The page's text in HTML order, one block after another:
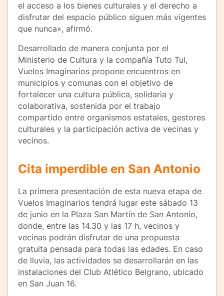
el acceso a los bienes culturales y el derecho a
disfrutar del espacio público siguen más vigentes
que nunca», afirmó.
Desarrollado de manera conjunta por el
Ministerio de Cultura y la compañía Tuto Tul,
Vuelos Imaginarios propone encuentros en
municipios y comunas con el objetivo de
fortalecer una cultura pública, solidaria y
colaborativa, sostenida por el trabajo
compartido entre organismos estatales, gestores
culturales y la participación activa de vecinas y
vecinos.
Cita imperdible en San Antonio
La primera presentación de esta nueva etapa de
Vuelos Imaginarios tendrá lugar este sábado 13
de junio en la Plaza San Martín de San Antonio,
donde, entre las 14.30 y las 17 h, vecinos y
vecinas podrán disfrutar de una propuesta
gratuita pensada para todas las edades. En caso
de lluvia, las actividades se desarrollarán en las
instalaciones del Club Atlético Belgrano, ubicado
en San Juan 16.